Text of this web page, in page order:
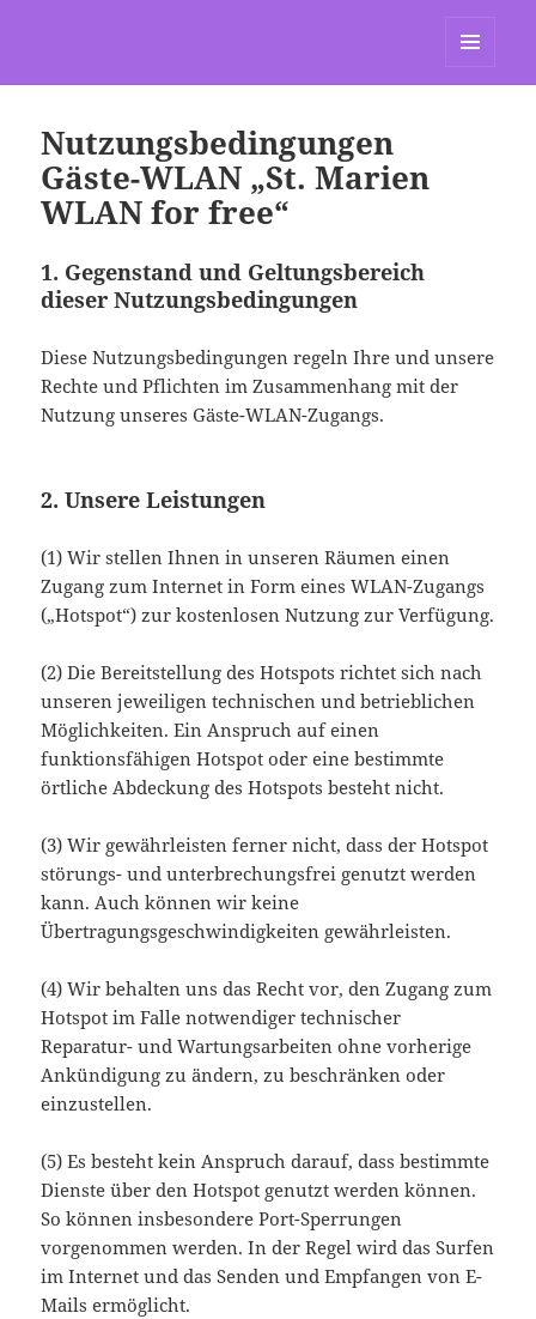
Nutzungsbedingungen
Gäste-WLAN „St. Marien
WLAN for free“
1. Gegenstand und Geltungsbereich
dieser Nutzungsbedingungen
Diese Nutzungsbedingungen regeln Ihre und unsere
Rechte und Pflichten im Zusammenhang mit der
Nutzung unseres Gäste-WLAN-Zugangs.
2. Unsere Leistungen
(1) Wir stellen Ihnen in unseren Räumen einen
Zugang zum Internet in Form eines WLAN-Zugangs
(„Hotspot“) zur kostenlosen Nutzung zur Verfügung.
(2) Die Bereitstellung des Hotspots richtet sich nach
unseren jeweiligen technischen und betrieblichen
Möglichkeiten. Ein Anspruch auf einen
funktionsfähigen Hotspot oder eine bestimmte
örtliche Abdeckung des Hotspots besteht nicht.
(3) Wir gewährleisten ferner nicht, dass der Hotspot
störungs- und unterbrechungsfrei genutzt werden
kann. Auch können wir keine
Übertragungsgeschwindigkeiten gewährleisten.
(4) Wir behalten uns das Recht vor, den Zugang zum
Hotspot im Falle notwendiger technischer
Reparatur- und Wartungsarbeiten ohne vorherige
Ankündigung zu ändern, zu beschränken oder
einzustellen.
(5) Es besteht kein Anspruch darauf, dass bestimmte
Dienste über den Hotspot genutzt werden können.
So können insbesondere Port-Sperrungen
vorgenommen werden. In der Regel wird das Surfen
im Internet und das Senden und Empfangen von E-
Mails ermöglicht.